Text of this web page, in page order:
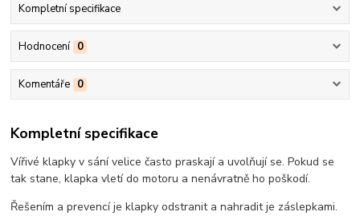
Kompletní specifikace
Hodnocení 0
Komentáře 0
Kompletní specifikace
Vířivé klapky v sání velice často praskají a uvolňují se. Pokud se
tak stane, klapka vletí do motoru a nenávratně ho poškodí.
Řešením a prevencí je klapky odstranit a nahradit je záslepkami.